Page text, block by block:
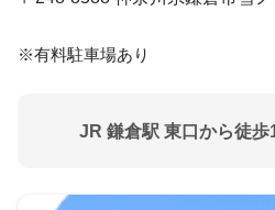
※有料駐車場あり
JR 鎌倉駅 東口から徒歩